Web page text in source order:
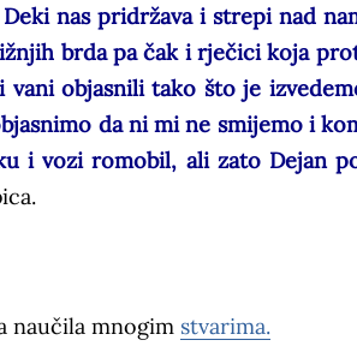
nas pridržava i strepi nad
brda pa čak i rječici koja
vani objasnili tako što je
da ni mi ne smijemo i
i vozi romobil, ali zato Dejan
naučila mnogim stvarima.